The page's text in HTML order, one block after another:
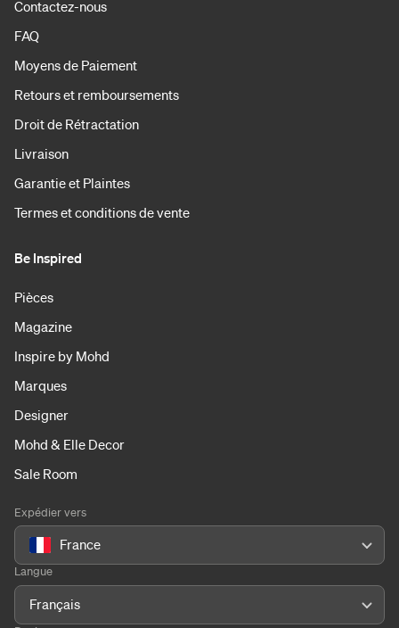
Contactez-nous
FAQ
Moyens de Paiement
Retours et remboursements
Droit de Rétractation
Livraison
Garantie et Plaintes
Termes et conditions de vente
Be Inspired
Pièces
Magazine
Inspire by Mohd
Marques
Designer
Mohd & Elle Decor
Sale Room
Expédier vers
France
Langue
Français